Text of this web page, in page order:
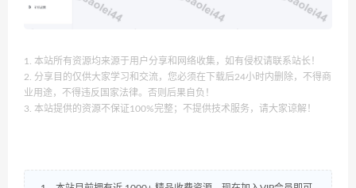
1. 本站所有资源均来源于用户分享和网络收集，如有侵权请联系站长！
2. 分享目的仅供大家学习和交流，您必须在下载后24小时内删除，不得商
业用途，不得违反国家法律。否则后果自负！
3. 本站提供的资源不保证100%完整；不提供技术服务，请大家谅解！